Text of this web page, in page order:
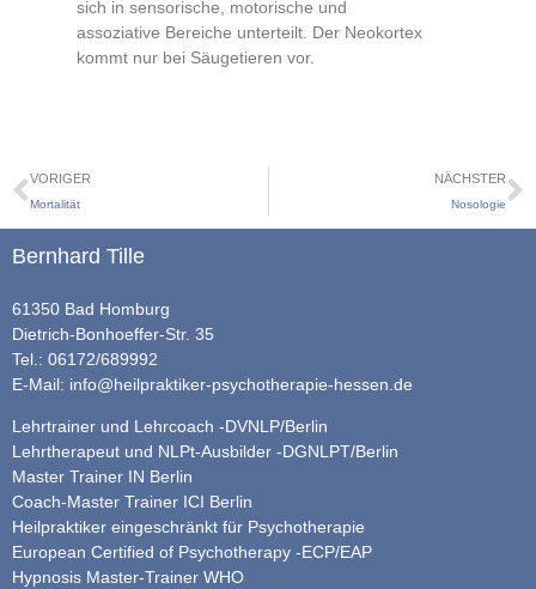
sich in sensorische, motorische und
assoziative Bereiche unterteilt. Der Neokortex
kommt nur bei Säugetieren vor.
VORIGER
Mortalität
NÄCHSTER
Nosologie
Bernhard Tille
61350 Bad Homburg
Dietrich-Bonhoeffer-Str. 35
Tel.: 06172/689992
E-Mail: info@heilpraktiker-psychotherapie-hessen.de
Lehrtrainer und Lehrcoach -DVNLP/Berlin
Lehrtherapeut und NLPt-Ausbilder -DGNLPT/Berlin
Master Trainer IN Berlin
Coach-Master Trainer ICI Berlin
Heilpraktiker eingeschränkt für Psychotherapie
European Certified of Psychotherapy -ECP/EAP
Hypnosis Master-Trainer WHO